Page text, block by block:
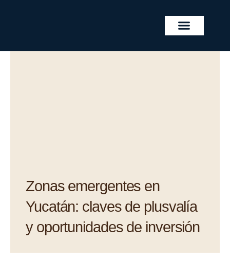
Zonas emergentes en
Yucatán: claves de plusvalía
y oportunidades de inversión